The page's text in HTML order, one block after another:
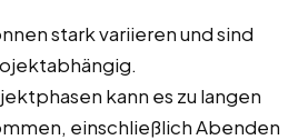
stark variieren und sind
kann es zu langen
einschließlich Abenden